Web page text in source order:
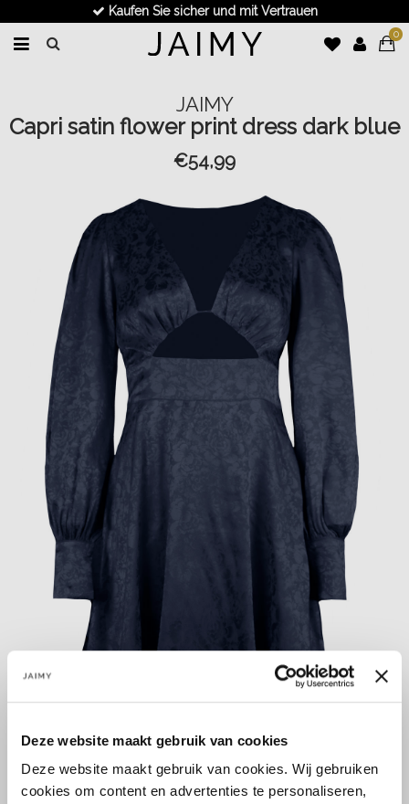
Deze website maakt gebruik van cookies
Deze website maakt gebruik van cookies. Wij gebruiken
cookies om content en advertenties te personaliseren,
Kaufen Sie sicher und mit Vertrauen
0
JAIMY
Capri satin flower print dress dark blue
€54,99
Größe:
S M L